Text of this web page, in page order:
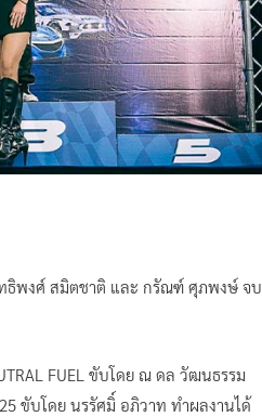
ทธิพงศ์ สมิตชาติ และ กรัณฑ์ ศุภพงษ์ จบ
FUEL ขับโดย ณ ดล วัฒนธรรม
ขับโดย นรรัศมิ์ อภิวาท ทำผลงานได้